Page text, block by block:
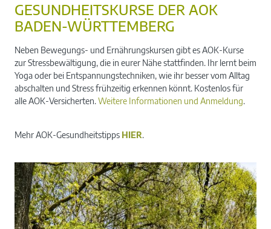
GESUNDHEITSKURSE DER AOK
BADEN-WÜRTTEMBERG
Neben Bewegungs- und Ernährungskursen gibt es AOK-Kurse
zur Stressbewältigung, die in eurer Nähe stattfinden. Ihr lernt beim
Yoga oder bei Entspannungstechniken, wie ihr besser vom Alltag
abschalten und Stress frühzeitig erkennen könnt. Kostenlos für
alle AOK-Versicherten.Weitere Informationen und Anmeldung.
Mehr AOK-Gesundheitstipps HIER.